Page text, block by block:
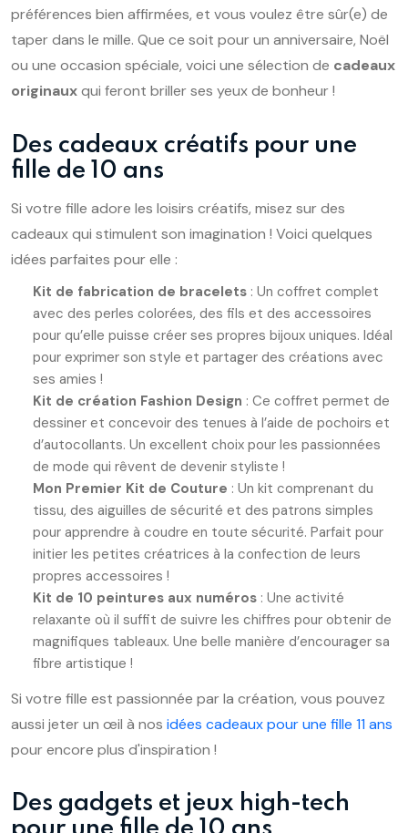
préférences bien affirmées, et vous voulez être sûr(e) de
taper dans le mille. Que ce soit pour un anniversaire, Noël
ou une occasion spéciale, voici une sélection de cadeaux
originauxqui feront briller ses yeux de bonheur !
Des cadeaux créatifs pour une
fille de 10 ans
Si votre fille adore les loisirs créatifs, misez sur des
cadeaux qui stimulent son imagination ! Voici quelques
idées parfaites pour elle :
Kit de fabrication de bracelets : Un coffret complet
avec des perles colorées, des fils et des accessoires
pour qu’elle puisse créer ses propres bijoux uniques. Idéal
pour exprimer son style et partager des créations avec
ses amies !
Kit de création Fashion Design : Ce coffret permet de
dessiner et concevoir des tenues à l’aide de pochoirs et
d’autocollants. Un excellent choix pour les passionnées
de mode qui rêvent de devenir styliste !
Mon Premier Kit de Couture : Un kit comprenant du
tissu, des aiguilles de sécurité et des patrons simples
pour apprendre à coudre en toute sécurité. Parfait pour
initier les petites créatrices à la confection de leurs
propres accessoires !
Kit de 10 peintures aux numéros : Une activité
relaxante où il suffit de suivre les chiffres pour obtenir de
magnifiques tableaux. Une belle manière d’encourager sa
fibre artistique !
Si votre fille est passionnée par la création, vous pouvez
aussi jeter un œil à nos idées cadeaux pour une fille 11 ans
pour encore plus d'inspiration !
Des gadgets et jeux high-tech